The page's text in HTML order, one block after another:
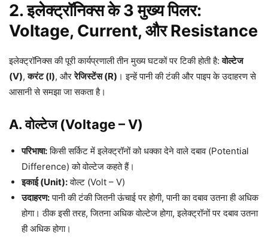
2. इलेक्ट्रॉनिक्स के 3 मुख्य पिलर:
Voltage, Current, और Resistance
इलेक्ट्रॉनिक्स की पूरी कार्यप्रणाली तीन मुख्य घटकों पर टिकी होती है:वोल्टेज
(V),करंट (I), औररेजिस्टेंस (R) । इन्हें पानी की टंकी और पाइप के उदाहरण से
आसानी से समझा जा सकता है।
A. वोल्टेज (Voltage – V)
परिभाषा:किसी सर्किट में इलेक्ट्रॉनों को धक्का देने वाले दबाव (Potential
Difference) को वोल्टेज कहते हैं।
इकाई (Unit):वोल्ट (Volt – V)
उदाहरण:पानी की टंकी जितनी ऊंचाई पर होगी, पानी का दबाव उतना ही अधिक
होगा। ठीक इसी तरह, जितना अधिक वोल्टेज होगा, इलेक्ट्रॉनों पर दबाव उतना
ही अधिक होगा।